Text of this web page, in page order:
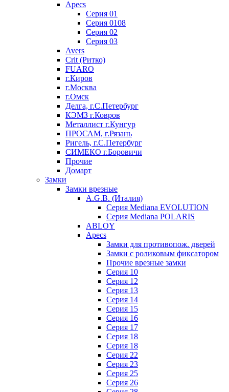
Apecs
Серия 01
Серия 0108
Серия 02
Серия 03
Avers
Crit (Ритко)
FUARO
г.Киров
г.Москва
г.Омск
Делга, г.С.Петербург
КЭМЗ г.Ковров
Металлист г.Кунгур
ПРОСАМ, г.Рязань
Ригель, г.С.Петербург
СИМЕКО г.Боровичи
Прочие
Домарт
Замки
Замки врезные
A.G.B. (Италия)
Серия Mediana EVOLUTION
Серия Mediana POLARIS
ABLOY
Apecs
Замки для противопож. дверей
Замки с роликовым фиксатором
Прочие врезные замки
Серия 10
Серия 12
Серия 13
Серия 14
Серия 15
Серия 16
Серия 17
Серия 18
Серия 18
Серия 22
Серия 23
Серия 25
Серия 26